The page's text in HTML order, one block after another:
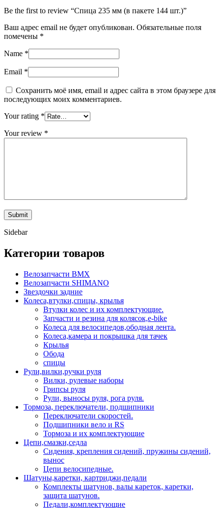
Be the first to review “Спица 235 мм (в пакете 144 шт.)”
Ваш адрес email не будет опубликован. Обязательные поля
помечены *
Name *
Email *
Сохранить моё имя, email и адрес сайта в этом браузере для
последующих моих комментариев.
Your rating *
Your review *
Sidebar
Категории товаров
Велозапчасти BMX
Велозапчасти SHIMANO
Звездочки задние
Колеса,втулки,спицы, крылья
Втулки колес и их комплектующие.
Запчасти и резина для колясок,e-bike
Колеса для велосипедов,ободная лента.
Колеса,камера и покрышка для тачек
Крылья
Обода
спицы
Рули,вилки,ручки руля
Вилки, рулевые наборы
Грипсы руля
Рули, выносы руля, рога руля.
Тормоза, переключатели, подшипники
Переключатели скоростей.
Подшипники вело и RS
Тормоза и их комплектующие
Цепи,смазки,седла
Сидения, крепления сидений, пружины сидений,
вынос
Цепи велосипедные.
Шатуны,каретки, картриджи,педали
Комплекты шатунов, валы кареток, каретки,
защита шатунов.
Педали,комплектующие